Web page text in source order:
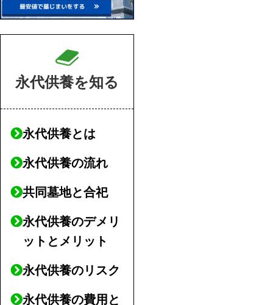
永代供養を知る
永代供養とは
永代供養の流れ
共同墓地と合祀
永代供養のデメリ
ットとメリット
永代供養のリスク
永代供養の費用と